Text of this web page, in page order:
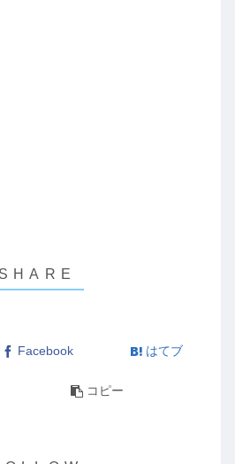
Facebook はてブ
コピー